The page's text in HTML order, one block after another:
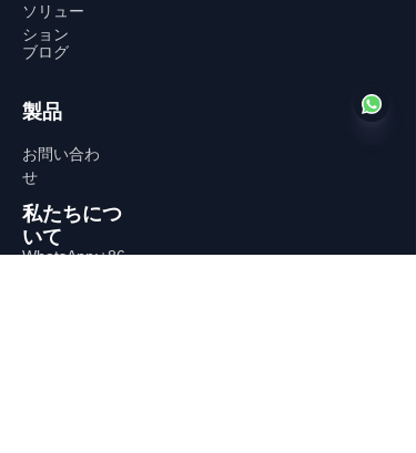
製品
私たちにつ
いて
ソリュー
ション
WhatsApp:+86-
お問い合わ
せ
ブログ
JP